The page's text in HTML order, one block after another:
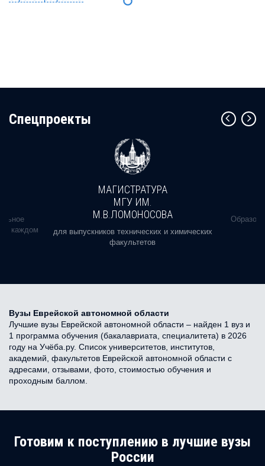
Cпецпроекты
в каждом
МАГИСТРАТУРА
МГУ ИМ.
М.В.ЛОМОНОСОВА
для выпускников технических и химических
факультетов
Вузы Еврейской автономной области
Лучшие вузы Еврейской автономной области – найден 1 вуз и
1 программа обучения (бакалавриата, специалитета) в 2026
году на Учёба.ру. Список университетов, институтов,
академий, факультетов Еврейской автономной области с
адресами, отзывами, фото, стоимостью обучения и
проходным баллом.
Готовим к поступлению в лучшие вузы
России